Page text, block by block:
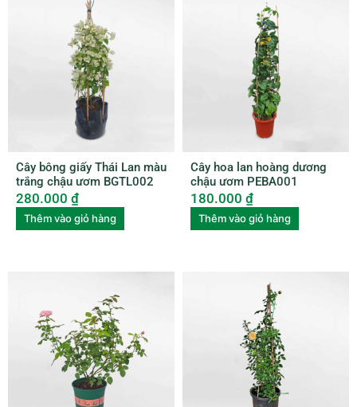
Cây bông giấy Thái Lan màu
trắng chậu ươm BGTL002
280.000 ₫
Thêm vào giỏ hàng
Cây hoa lan hoàng dương
chậu ươm PEBA001
180.000 ₫
Thêm vào giỏ hàng